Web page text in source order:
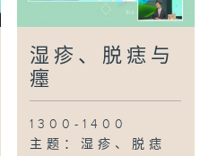
湿疹、脱痣与
癦
1300-1400
主题：湿疹、脱痣